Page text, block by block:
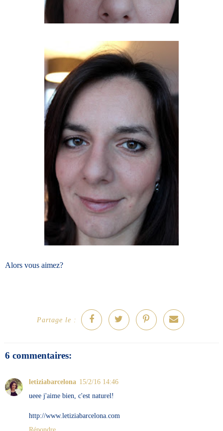
Alors vous aimez?
Partage le :
6 commentaires:
letiziabarcelona 15/2/16 14:46
ueee j'aime bien, c'est naturel!
http://www.letiziabarcelona.com
Répondre